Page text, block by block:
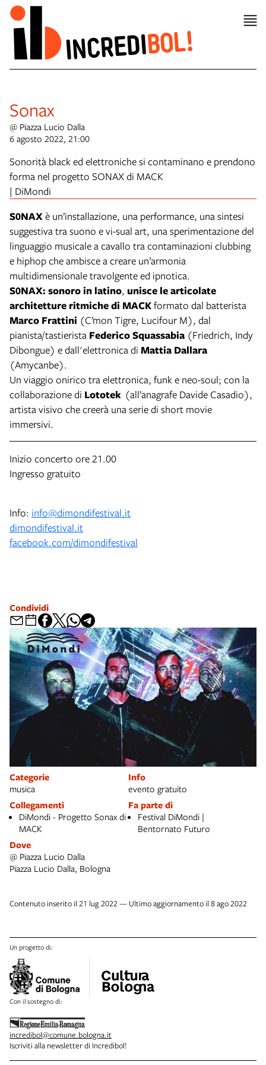
Sonax
@ Piazza Lucio Dalla
6 agosto 2022, 21:00
Sonorità black ed elettroniche si contaminano e prendono
forma nel progetto SONAX di MACK
| DiMondi
S0NAXè un’installazione, una performance, una sintesi
suggestiva tra suono e vi-sual art, una sperimentazione del
linguaggio musicale a cavallo tra contaminazioni clubbing
e hiphop che ambisce a creare un’armonia
multidimensionale travolgente ed ipnotica.
S0NAX: sonoro in latino, unisce le articolate
architetture ritmiche di MACKformato dal batterista
Marco Frattini (C’mon Tigre, Lucifour M), dal
pianista/tastierista Federico Squassabia (Friedrich, Indy
Dibongue) e dall'elettronica di Mattia Dallara
(Amycanbe).
Un viaggio onirico tra elettronica, funk e neo-soul; con la
collaborazione di Lototek (all’anagrafe Davide Casadio),
artista visivo che creerà una serie di short movie
immersivi.
Inizio concerto ore 21.00
Ingresso gratuito
Info: info@dimondifestival.it
dimondifestival.it
facebook.com/dimondifestival
Categorie
musica
Info
evento gratuito
Collegamenti
DiMondi - Progetto Sonax di
MACK
Fa parte di
Festival DiMondi |
Bentornato Futuro
Dove
@ Piazza Lucio Dalla
Piazza Lucio Dalla, Bologna
Condividi
Contenuto inserito il 21 lug 2022 — Ultimo aggiornamento il 8 ago 2022
Un progetto di:
Con il sostegno di:
incredibol@comune.bologna.it
Iscriviti alla newsletter di Incredibol!